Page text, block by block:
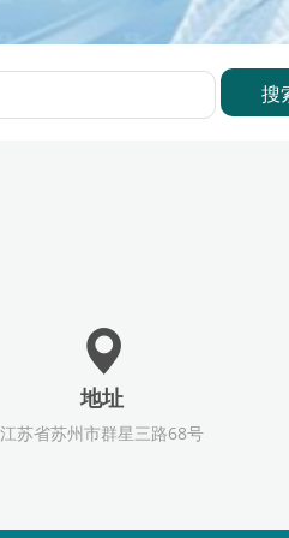
地址
江苏省苏州市群星三路68号